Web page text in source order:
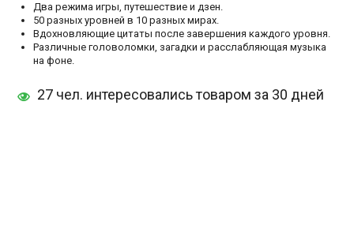
Два режима игры, путешествие и дзен.
50 разных уровней в 10 разных мирах.
Вдохновляющие цитаты после завершения каждого уровня.
Различные головоломки, загадки и расслабляющая музыка
на фоне.
27 чел. интересовались товаром за 30 дней